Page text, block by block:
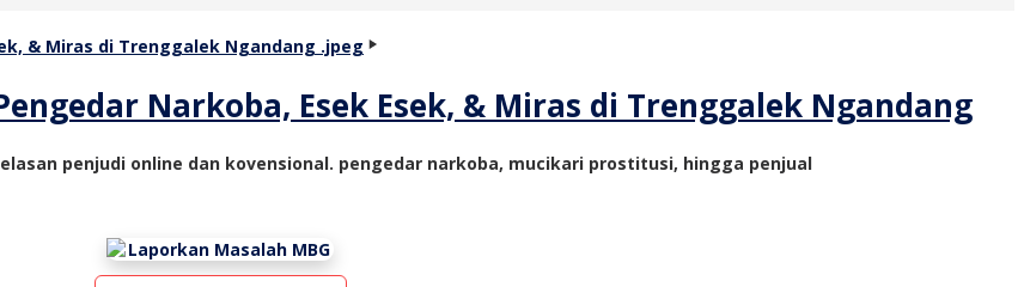
Narkoba, Esek Esek, & Miras di Trenggalek Ngandang
penjudi online dan kovensional. pengedar narkoba, mucikari prostitusi, hingga penjual